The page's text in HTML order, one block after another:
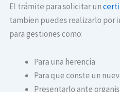
El trámite para solicitar un
tambien puedes realizarlo por
para gestiones como:
Para una herencia
Para que conste un
Presentarlo ante